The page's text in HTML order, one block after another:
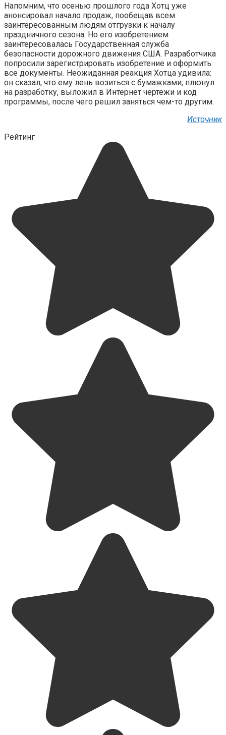
Напомним, что осенью прошлого года Хотц уже
анонсировал начало продаж, пообещав всем
заинтересованным людям отгрузки к началу
праздничного сезона. Но его изобретением
заинтересовалась Государственная служба
безопасности дорожного движения США. Разработчика
попросили зарегистрировать изобретение и оформить
все документы. Неожиданная реакция Хотца удивила:
он сказал, что ему лень возиться c бумажками, плюнул
на разработку, выложил в Интернет чертежи и код
программы, после чего решил заняться чем-то другим.
Источник
Рейтинг